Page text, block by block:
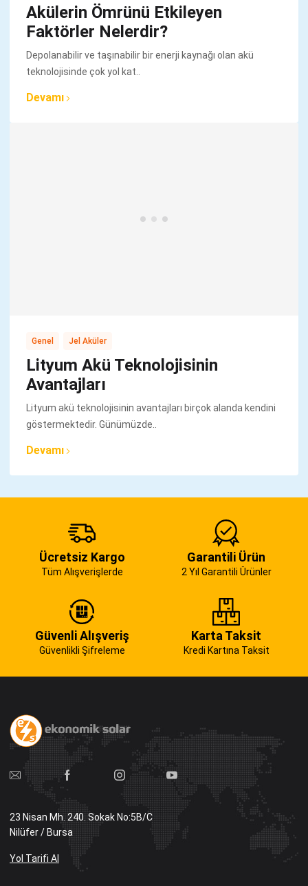
Akülerin Ömrünü Etkileyen
Faktörler Nelerdir?
Depolanabilir ve taşınabilir bir enerji kaynağı olan akü
teknolojisinde çok yol kat..
Devamı
Genel Jel Aküler
Lityum Akü Teknolojisinin
Avantajları
Lityum akü teknolojisinin avantajları birçok alanda kendini
göstermektedir. Günümüzde..
Devamı
Ücretsiz Kargo
Tüm Alışverişlerde
Garantili Ürün
2 Yıl Garantili Ürünler
Güvenli Alışveriş
Güvenlikli Şifreleme
Karta Taksit
Kredi Kartına Taksit
23 Nisan Mh. 240. Sokak No:5B/C
Nilüfer / Bursa
Yol Tarifi Al